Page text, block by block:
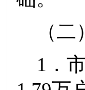
（
1 ．